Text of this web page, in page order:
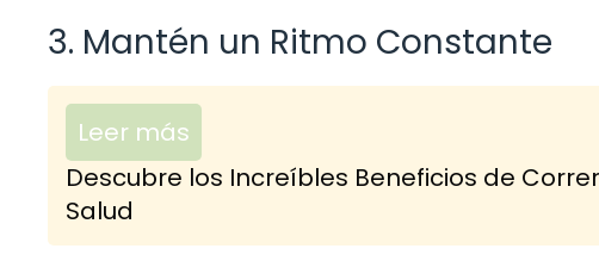
3. Mantén un Ritmo Constante
Leer más
Descubre los Increíbles Beneficios de
Salud